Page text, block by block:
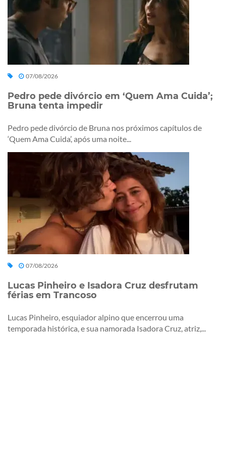
07/08/2026
Pedro pede divórcio em ‘Quem Ama Cuida’;
Bruna tenta impedir
Pedro pede divórcio de Bruna nos próximos capítulos de
‘Quem Ama Cuida’, após uma noite...
07/08/2026
Lucas Pinheiro e Isadora Cruz desfrutam
férias em Trancoso
Lucas Pinheiro, esquiador alpino que encerrou uma
temporada histórica, e sua namorada Isadora Cruz, atriz,...